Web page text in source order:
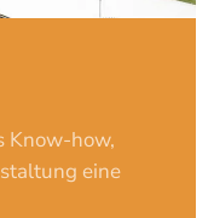
Know-how,
eine